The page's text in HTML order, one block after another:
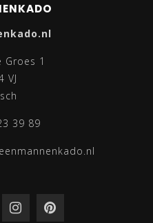
Groes 1
VJ
39 89